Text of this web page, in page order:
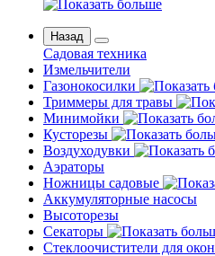
Назад
Садовая техника
Измельчители
Газонокосилки
Триммеры для травы
Минимойки
Кусторезы
Воздуходувки
Аэраторы
Ножницы садовые
Аккумуляторные насосы
Высоторезы
Секаторы
Стеклоочистители для окон